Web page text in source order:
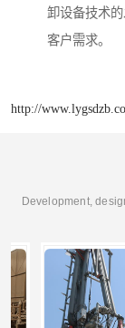
卸设备技术
客户需求。
http://
Development,